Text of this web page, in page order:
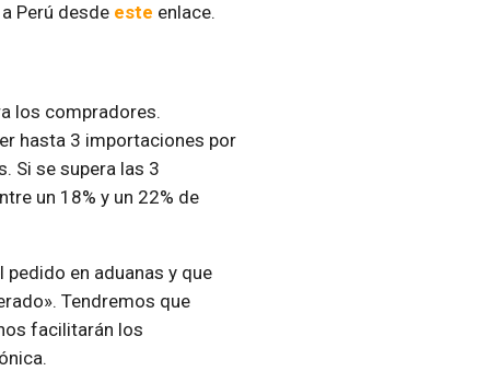
Perú desde este enlace.
los compradores.
hasta 3 importaciones por
Si se supera las 3
un 18% y un 22% de
pedido en aduanas y que
Tendremos que
facilitarán los